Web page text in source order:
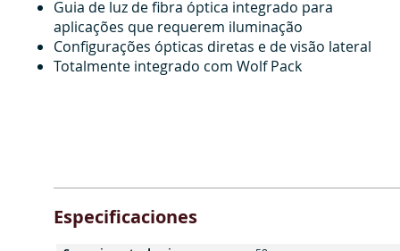
Guia de luz de fibra óptica integrado para
aplicações que requerem iluminação
Configurações ópticas diretas e de visão lateral
Totalmente integrado com Wolf Pack
Especificaciones